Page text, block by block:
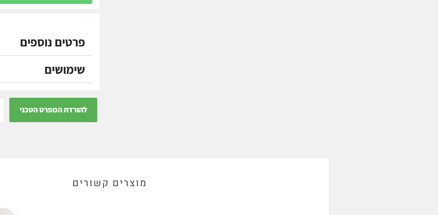
פרטים נוספים
שימושים
להורדת המפרט הטכני
מוצרים קשורים